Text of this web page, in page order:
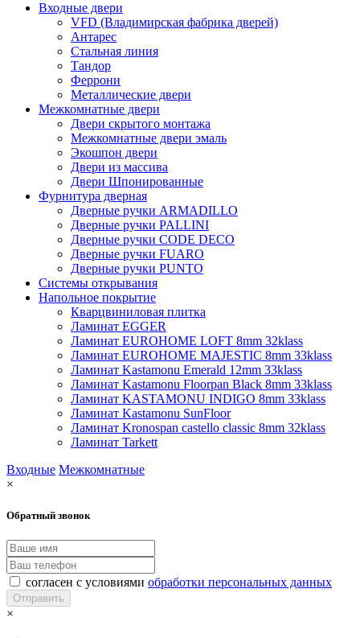
Входные двери
VFD (Владимирская фабрика дверей)
Антарес
Стальная линия
Тандор
Феррони
Металлические двери
Межкомнатные двери
Двери скрытого монтажа
Межкомнатные двери эмаль
Экошпон двери
Двери из массива
Двери Шпонированные
Фурнитура дверная
Дверные ручки ARMADILLO
Дверные ручки PALLINI
Дверные ручки CODE DECO
Дверные ручки FUARO
Дверные ручки PUNTO
Системы открывания
Напольное покрытие
Кварцвиниловая плитка
Ламинат EGGER
Ламинат EUROHOME LOFT 8mm 32klass
Ламинат EUROHOME MAJESTIC 8mm 33klass
Ламинат Kastamonu Emerald 12mm 33klass
Ламинат Kastamonu Floorpan Black 8mm 33klass
Ламинат KASTAMONU INDIGO 8mm 33klass
Ламинат Kastamonu SunFloor
Ламинат Kronospan castello classic 8mm 32klass
Ламинат Tarkett
Входные Межкомнатные
×
Обратный звонок
согласен с условиями обработки персональных данных
×